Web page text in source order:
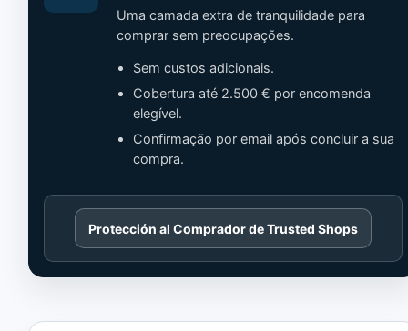
Uma camada extra de tranquilidade para
comprar sem preocupações.
Sem custos adicionais.
Cobertura até 2.500 € por encomenda
elegível.
Confirmação por email após concluir a sua
compra.
Cargando
contenido
de
Trusted
Protección al Comprador de Trusted Shops